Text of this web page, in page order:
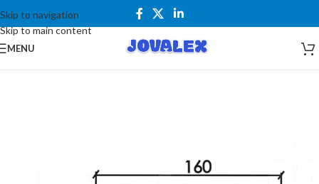
Skip to navigation
Skip to main content
MENU